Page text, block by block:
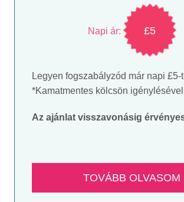
Napi ár: £5
Legyen fogszabályzód már napi £5-
*Kamatmentes kölcsön igénylésével
Az ajánlat visszavonásig
TOVÁBB OLVASOM